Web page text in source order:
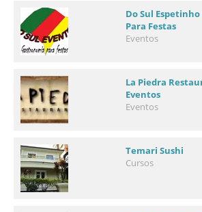
Do Sul
Para Festas
Eventos
La Piedra
Eventos
Eventos
Temari Sushi
Cursos